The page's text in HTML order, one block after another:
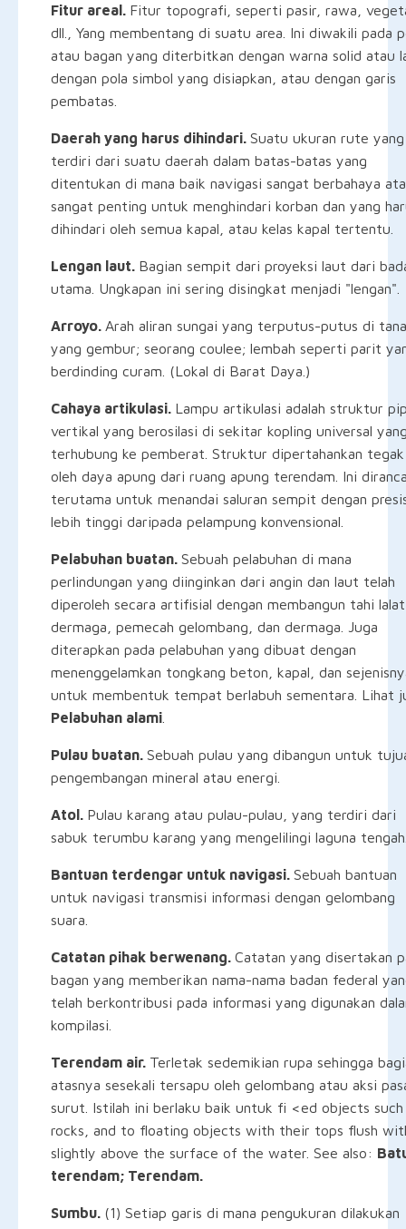
Fitur areal. Fitur topografi, seperti pasir, rawa,
dll., Yang membentang di suatu area. Ini diwakili pada
atau bagan yang diterbitkan dengan warna solid atau
dengan pola simbol yang disiapkan, atau dengan garis
pembatas.
Daerah yang harus dihindari. Suatu ukuran rute yang
terdiri dari suatu daerah dalam batas-batas yang
ditentukan di mana baik navigasi sangat berbahaya
sangat penting untuk menghindari korban dan yang
dihindari oleh semua kapal, atau kelas kapal tertentu.
Lengan laut. Bagian sempit dari proyeksi laut dari
utama. Ungkapan ini sering disingkat menjadi "lengan".
Arroyo. Arah aliran sungai yang terputus-putus di
yang gembur; seorang coulee; lembah seperti parit
berdinding curam. (Lokal di Barat Daya.)
Cahaya artikulasi. Lampu artikulasi adalah struktur
vertikal yang berosilasi di sekitar kopling universal
terhubung ke pemberat. Struktur dipertahankan tegak
oleh daya apung dari ruang apung terendam. Ini
terutama untuk menandai saluran sempit dengan
lebih tinggi daripada pelampung konvensional.
Pelabuhan buatan. Sebuah pelabuhan di mana
perlindungan yang diinginkan dari angin dan laut telah
diperoleh secara artifisial dengan membangun tahi
dermaga, pemecah gelombang, dan dermaga. Juga
diterapkan pada pelabuhan yang dibuat dengan
menenggelamkan tongkang beton, kapal, dan
untuk membentuk tempat berlabuh sementara. Lihat
Pelabuhan alami
Pulau buatan. Sebuah pulau yang dibangun untuk
pengembangan mineral atau energi.
Atol. Pulau karang atau pulau-pulau, yang terdiri dari
sabuk terumbu karang yang mengelilingi laguna
Bantuan terdengar untuk navigasi. Sebuah bantuan
untuk navigasi transmisi informasi dengan gelombang
suara.
Catatan pihak berwenang. Catatan yang disertakan
bagan yang memberikan nama-nama badan federal
telah berkontribusi pada informasi yang digunakan
kompilasi.
Terendam air. Terletak sedemikian rupa sehingga
atasnya sesekali tersapu oleh gelombang atau aksi
surut. Istilah ini berlaku baik untuk fi <ed objects such
rocks, and to floating objects with their tops flush
slightly above the surface of the water. See also:
terendam; Terendam.
Sumbu. (1) Setiap garis di mana pengukuran dilakukan